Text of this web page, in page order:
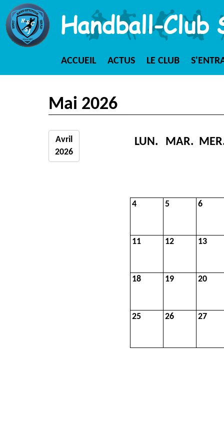
Handball-Club
ACCUEIL ACTUS LE CLUB
Mai 2026
Avril
2026
LUN. MAR.
4 5 6
11 12 13
18 19 20
25 26 27